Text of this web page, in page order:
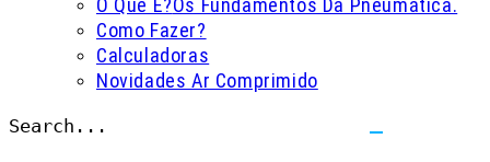
O Que É?Os Fundamentos Da Pneumática.
Como Fazer?
Calculadoras
Novidades Ar Comprimido
Search...